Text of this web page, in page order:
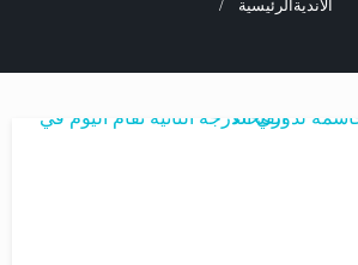
الرئيسية الأندية